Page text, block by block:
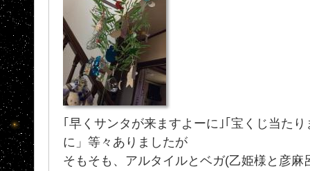
｢早くサンタが来ますよーに｣｢宝くじ当た
に」等々ありましたが
そもそも、アルタイルとベガ(乙姫様と彦